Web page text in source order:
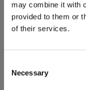
may combine it with
provided to them or
of their services.
Selection
Necessary